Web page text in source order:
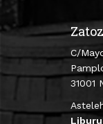
C/
31001